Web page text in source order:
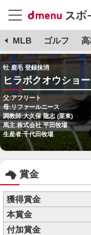
MLB ゴルフ
牡 鹿毛 登録抹消
ヒラボクオウショー
父:アフリート
母:リファールニース
調教師:大久保 龍志 (栗東)
馬主:株式会社 平田牧場
生産者:千代田牧場
賞金
獲得賞金
本賞金
付加賞金